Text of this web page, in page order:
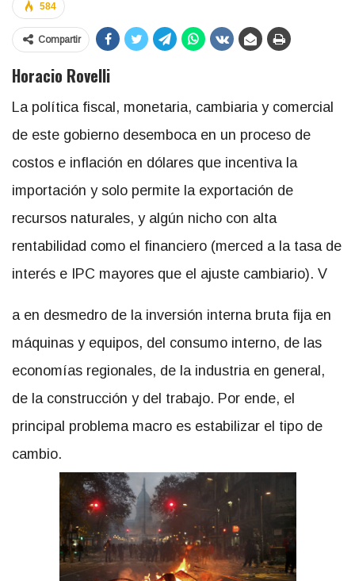
584
Compartir
Horacio Rovelli
La política fiscal, monetaria, cambiaria y comercial
de este gobierno desemboca en un proceso de
costos e inflación en dólares que incentiva la
importación y solo permite la exportación de
recursos naturales, y algún nicho con alta
rentabilidad como el financiero (merced a la tasa de
interés e IPC mayores que el ajuste cambiario). V
a en desmedro de la inversión interna bruta fija en
máquinas y equipos, del consumo interno, de las
economías regionales, de la industria en general,
de la construcción y del trabajo. Por ende, el
principal problema macro es estabilizar el tipo de
cambio.